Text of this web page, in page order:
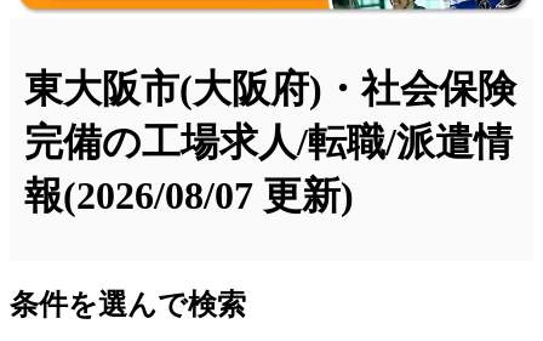
東大阪市(大阪府)・社会保険
完備の工場求人/転職/派遣情
報(2026/08/07 更新)
条件を選んで検索